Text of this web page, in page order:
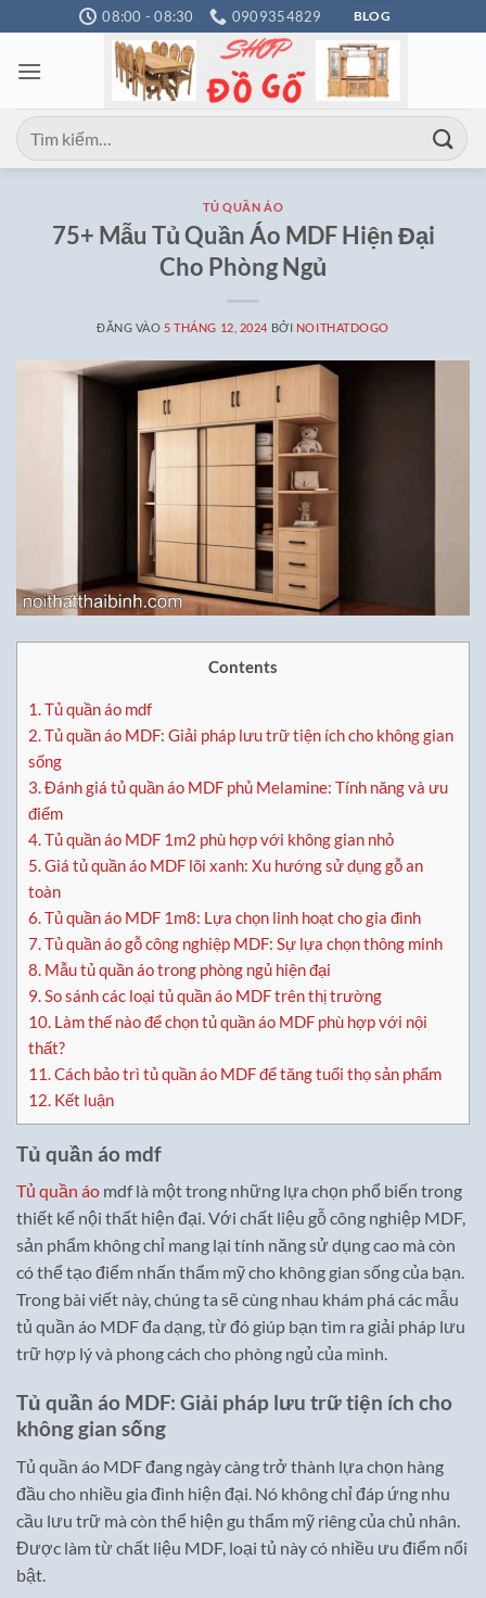
qua
nội
08:00 - 08:30 0909354829 BLOG
Tìm
kiếm:
TỦ QUẦN ÁO
75+ Mẫu Tủ Quần Áo MDF Hiện Đại
Cho Phòng Ngủ
ĐĂNG VÀO 5 THÁNG 12, 2024 BỞI NOITHATDOGO
Contents
1.Tủ quần áo mdf
2.Tủ quần áo MDF: Giải pháp lưu trữ tiện ích cho không gian
sống
3.Đánh giá tủ quần áo MDF phủ Melamine: Tính năng và ưu
điểm
4.Tủ quần áo MDF 1m2 phù hợp với không gian nhỏ
5.Giá tủ quần áo MDF lõi xanh: Xu hướng sử dụng gỗ an
toàn
6.Tủ quần áo MDF 1m8: Lựa chọn linh hoạt cho gia đình
7.Tủ quần áo gỗ công nghiệp MDF: Sự lựa chọn thông minh
8. Mẫu tủ quần áo trong phòng ngủ hiện đại
9.So sánh các loại tủ quần áo MDF trên thị trường
10. Làm thế nào để chọn tủ quần áo MDF phù hợp với nội
thất?
11.Cách bảo trì tủ quần áo MDF để tăng tuổi thọ sản phẩm
12. Kết luận
Tủ quần áo mdf
Tủ quần áo mdf là một trong những lựa chọn phổ biến trong
thiết kế nội thất hiện đại. Với chất liệu gỗ công nghiệp MDF,
sản phẩm không chỉ mang lại tính năng sử dụng cao mà còn
có thể tạo điểm nhấn thẩm mỹ cho không gian sống của bạn.
Trong bài viết này, chúng ta sẽ cùng nhau khám phá các mẫu
tủ quần áo MDF đa dạng, từ đó giúp bạn tìm ra giải pháp lưu
trữ hợp lý và phong cách cho phòng ngủ của mình.
Tủ quần áo MDF: Giải pháp lưu trữ tiện ích cho
không gian sống
Tủ quần áo MDF đang ngày càng trở thành lựa chọn hàng
đầu cho nhiều gia đình hiện đại. Nó không chỉ đáp ứng nhu
cầu lưu trữ mà còn thể hiện gu thẩm mỹ riêng của chủ nhân.
Được làm từ chất liệu MDF, loại tủ này có nhiều ưu điểm nổi
bật.